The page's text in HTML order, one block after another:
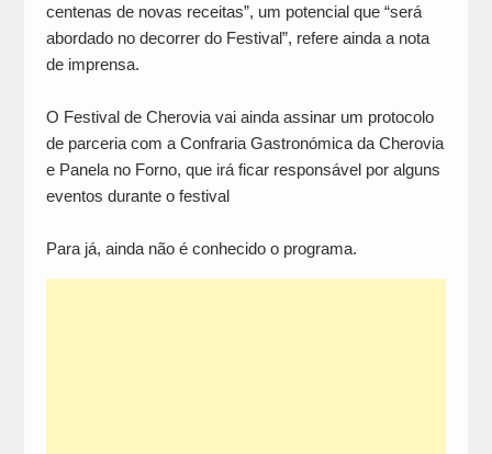
centenas de novas receitas”, um potencial que “será
abordado no decorrer do Festival”, refere ainda a nota
de imprensa.
O Festival de Cherovia vai ainda assinar um protocolo
de parceria com a Confraria Gastronómica da Cherovia
e Panela no Forno, que irá ficar responsável por alguns
eventos durante o festival
Para já, ainda não é conhecido o programa.